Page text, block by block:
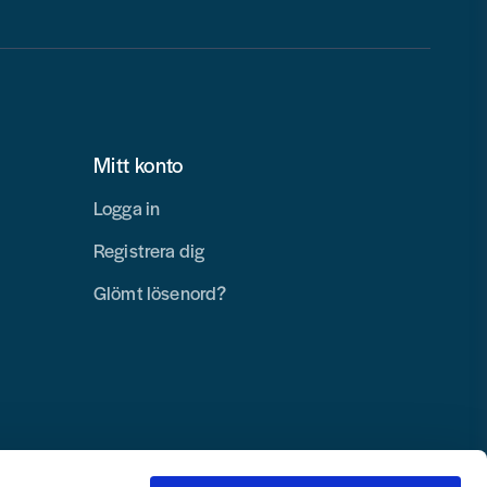
Mitt konto
Logga in
Registrera dig
Glömt lösenord?